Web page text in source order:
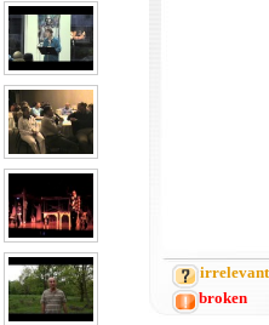
irrelevant
broken